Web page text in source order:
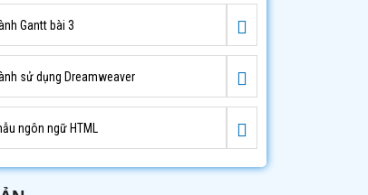
Gantt bài 3
sử dụng Dreamweaver
ngôn ngữ HTML